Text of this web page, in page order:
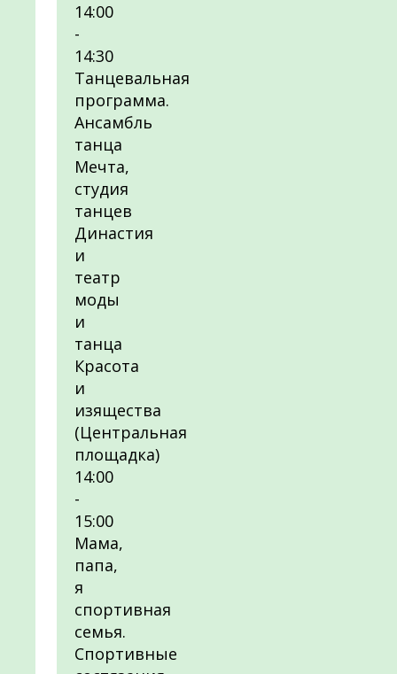
14:00
-
14:30
Танцевальная
программа.
Ансамбль
танца
Мечта,
студия
танцев
Династия
и
театр
моды
и
танца
Красота
и
изящества
(Центральная
площадка)
14:00
-
15:00
Мама,
папа,
я
спортивная
семья.
Спортивные